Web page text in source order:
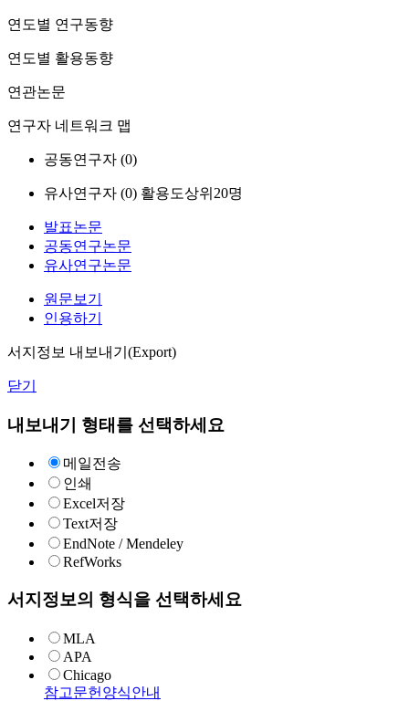
연도별 연구동향
연도별 활용동향
연관논문
연구자 네트워크 맵
공동연구자 (0)
유사연구자 (0) 활용도상위20명
발표논문
공동연구논문
유사연구논문
원문보기
인용하기
서지정보 내보내기(Export)
닫기
내보내기 형태를 선택하세요
메일전송
인쇄
Excel저장
Text저장
EndNote / Mendeley
RefWorks
서지정보의 형식을 선택하세요
MLA
APA
Chicago
참고문헌양식안내